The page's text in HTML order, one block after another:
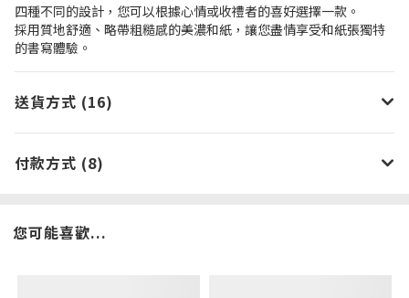
四種不同的設計，您可以根據心情或收禮者的喜好選擇一款。
採用質地舒適、略帶粗糙感的美濃和紙，讓您盡情享受和紙張獨特
的書寫體驗。
送貨方式 (16)
付款方式 (8)
您可能喜歡...